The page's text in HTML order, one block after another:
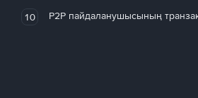
10 P2P пайдаланушысының